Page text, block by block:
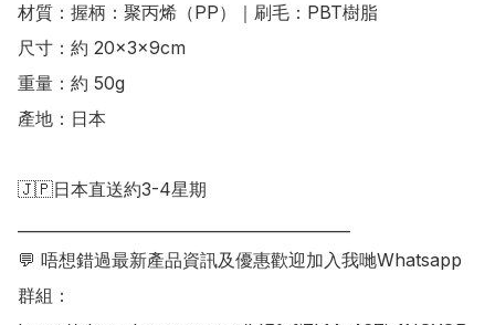
材質：握柄：聚丙烯（PP）｜刷毛：PBT樹脂
尺寸：約 20×3×9cm
重量：約 50g
產地：日本
🇯🇵日本直送約3-4星期
💬 唔想錯過最新產品資訊及優惠歡迎加入我哋Whatsapp
群組：